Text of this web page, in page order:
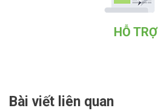
HỖ TRỢ
Bài viết liên quan